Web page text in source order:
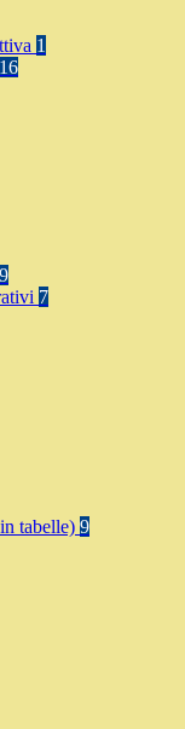
1
16
9
7
tabelle) 9